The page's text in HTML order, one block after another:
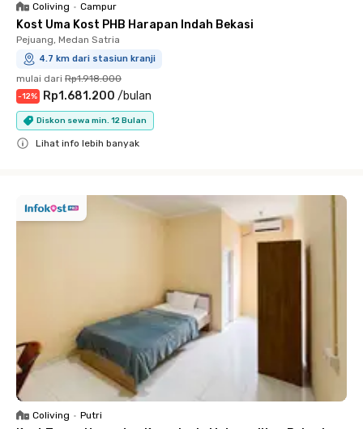
Coliving • Campur
Kost Uma Kost PHB Harapan Indah Bekasi
Pejuang, Medan Satria
4.7 km dari stasiun kranji
mulai dari Rp1.918.000
-12% Rp1.681.200 /bulan
Diskon sewa min. 12 Bulan
Lihat info lebih banyak
Coliving • Putri